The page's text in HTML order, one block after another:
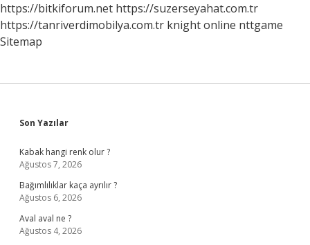
https://bitkiforum.net https://suzerseyahat.com.tr
https://tanriverdimobilya.com.tr knight online nttgame
Sitemap
Sidebar
Son Yazılar
Kabak hangi renk olur ?
Ağustos 7, 2026
Bağımlılıklar kaça ayrılır ?
Ağustos 6, 2026
Aval aval ne ?
Ağustos 4, 2026